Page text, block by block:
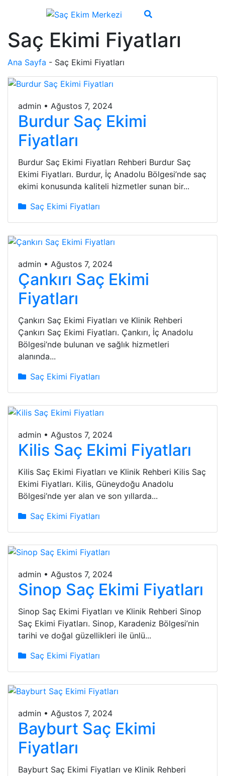
Saç Ekimi Fiyatları
Ana Sayfa - Saç Ekimi Fiyatları
admin • Ağustos 7, 2024
Burdur Saç Ekimi
Fiyatları
Burdur Saç Ekimi Fiyatları Rehberi Burdur Saç
Ekimi Fiyatları. Burdur, İç Anadolu Bölgesi’nde saç
ekimi konusunda kaliteli hizmetler sunan bir...
Saç Ekimi Fiyatları
admin • Ağustos 7, 2024
Çankırı Saç Ekimi
Fiyatları
Çankırı Saç Ekimi Fiyatları ve Klinik Rehberi
Çankırı Saç Ekimi Fiyatları. Çankırı, İç Anadolu
Bölgesi’nde bulunan ve sağlık hizmetleri
alanında...
Saç Ekimi Fiyatları
admin • Ağustos 7, 2024
Kilis Saç Ekimi Fiyatları
Kilis Saç Ekimi Fiyatları ve Klinik Rehberi Kilis Saç
Ekimi Fiyatları. Kilis, Güneydoğu Anadolu
Bölgesi’nde yer alan ve son yıllarda...
Saç Ekimi Fiyatları
admin • Ağustos 7, 2024
Sinop Saç Ekimi Fiyatları
Sinop Saç Ekimi Fiyatları ve Klinik Rehberi Sinop
Saç Ekimi Fiyatları. Sinop, Karadeniz Bölgesi’nin
tarihi ve doğal güzellikleri ile ünlü...
Saç Ekimi Fiyatları
admin • Ağustos 7, 2024
Bayburt Saç Ekimi
Fiyatları
Bayburt Saç Ekimi Fiyatları ve Klinik Rehberi